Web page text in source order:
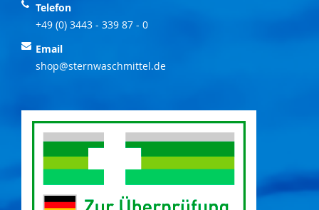
Telefon
+49 (0) 3443 - 339 87 - 0
Email
shop@sternwaschmittel.de